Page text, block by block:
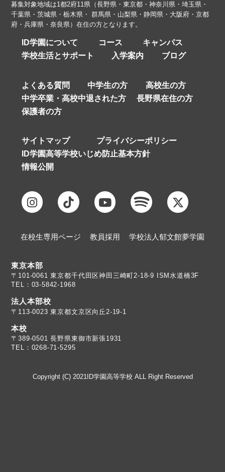
募集対象地域は1都2府11県（長野県・東京都・神奈川県・埼玉県・
千葉県・茨城県・栃木県・ 群馬県・山梨県・静岡県・大阪府・京都
府・兵庫県・奈良県）在住の方となります。
ID学園について コース
キャンパス
学校生活とサポート
入学案内 ブログ
よくある質問 中学生の方
高校生の方
中学卒業・高校中退された方
長野県在住の方
保護者の方
サイトマップ
プライバシーポリシー
ID学園高等学校いじめ防止基本方針
情報公開
在校生専用ページ 教員採用 学校法人郁文館夢学園
東京本部
TEL：03-5842-1968
法人本部校
〒113-0023 東京都文京区向丘2-19-1
本校
TEL：0268-71-5295
Copyright (C) 2021ID学園高等学校 ALL Right Reserved